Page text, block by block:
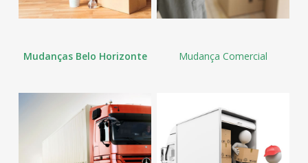
Mudanças Belo Horizonte Mudança Comercial